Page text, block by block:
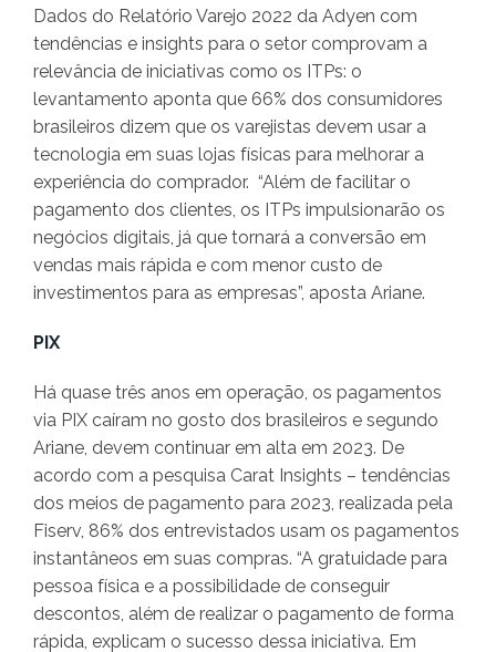
Dados do Relatório Varejo 2022 da Adyen com
tendências e insights para o setor comprovam a
relevância de iniciativas como os ITPs: o
levantamento aponta que 66% dos consumidores
brasileiros dizem que os varejistas devem usar a
tecnologia em suas lojas físicas para melhorar a
experiência do comprador. “Além de facilitar o
pagamento dos clientes, os ITPs impulsionarão os
negócios digitais, já que tornará a conversão em
vendas mais rápida e com menor custo de
investimentos para as empresas”, aposta Ariane.
PIX
Há quase três anos em operação, os pagamentos
via PIX caíram no gosto dos brasileiros e segundo
Ariane, devem continuar em alta em 2023. De
acordo com a pesquisa Carat Insights – tendências
dos meios de pagamento para 2023, realizada pela
Fiserv, 86% dos entrevistados usam os pagamentos
instantâneos em suas compras. “A gratuidade para
pessoa física e a possibilidade de conseguir
descontos, além de realizar o pagamento de forma
rápida, explicam o sucesso dessa iniciativa. Em